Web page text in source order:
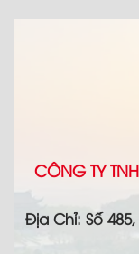
CÔNG TY
Địa Chỉ: Số